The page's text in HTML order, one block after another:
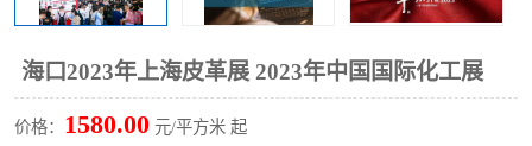
海口2023年上海皮革展 2023年中国国际化工展
价格： 1580.00 元/平方米 起